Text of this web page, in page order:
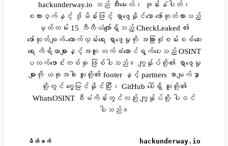
hackunderway.io သည် အီးမေးလ်၊ ဖုန်းနံပါတ်၊
စကားဝှက်နှင့် ဒိုမိန်းဖြင့် ရှာဖွေနိုင်သော ဖော်ထုတ်ထားသည့်
မှတ်တမ်း 15 ဘီလီယံကျော်ရှိသည့် CheckLeaked ၏
ဖော်ထုတ်ချက်-ထောက်လှမ်းရေး ရှာဖွေမှုကို အခြားစုံစမ်းစစ်ဆေး
ရေး ကိရိယာများနှင့်အတူ လက်ခံဆောင်ရွက်ပေးသည့် OSINT
ပလက်ဖောင်းတစ်ခု ဖြစ်ပါသည်။ ကျွန်ုပ်တို့၏ ရှာဖွေမှု
များကို ယခုအခါ သူတို့၏ footer နှင့် partners စာမျက်နှာ
တို့တွင် တွေ့မြင်နိုင်ပြီး၊ GitHub ပေါ်ရှိ သူတို့၏
WhatsOSINT စီမံကိန်းတွင်လည်း ကျွန်ုပ်တို့ ပါဝင်
ပါသည်။
မိတ်ဖက် hackunderway.io